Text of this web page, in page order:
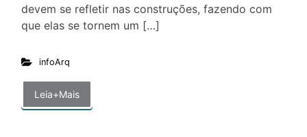
devem se refletir nas construções, fazendo com
que elas se tornem um […]
infoArq
Leia+Mais